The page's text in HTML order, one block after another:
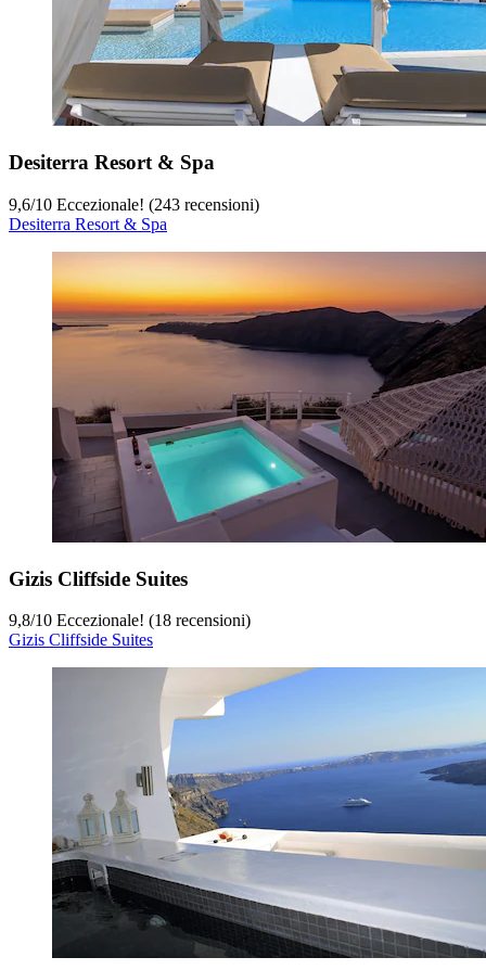
Desiterra Resort & Spa
9,6/10 Eccezionale! (243 recensioni)
Desiterra Resort & Spa
Gizis Cliffside Suites
9,8/10 Eccezionale! (18 recensioni)
Gizis Cliffside Suites